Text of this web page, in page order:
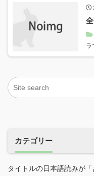
ラ
カテゴリー
タイトルの日本語読みが